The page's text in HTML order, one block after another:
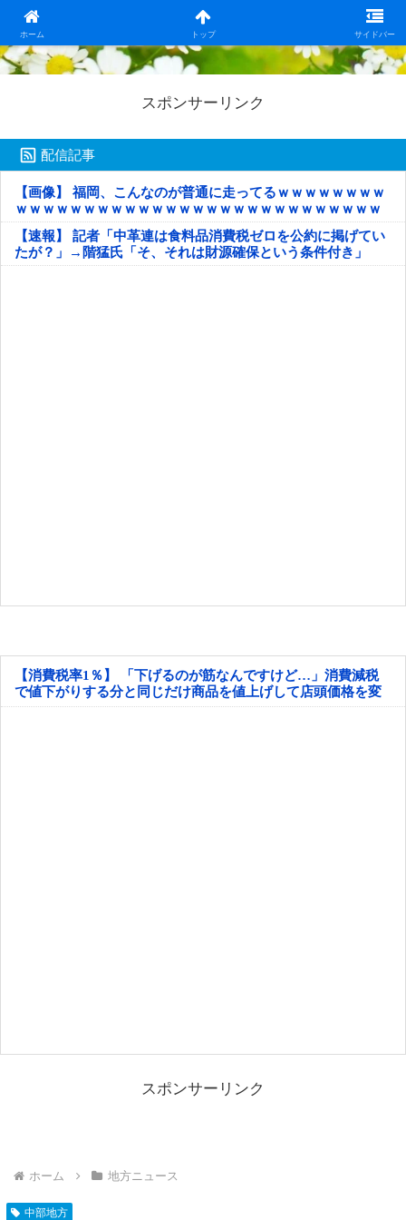
ホーム トップ サイドバー
日本第一！ニュース録
スポンサーリンク
配信記事
【画像】 福岡、こんなのが普通に走ってるｗｗｗｗｗｗｗｗ
ｗｗｗｗｗｗｗｗｗｗｗｗｗｗｗｗｗｗｗｗｗｗｗｗｗｗｗ
ｗｗｗｗｗ
【速報】 記者「中革連は食料品消費税ゼロを公約に掲げてい
たが？」→階猛氏「そ、それは財源確保という条件付き」
【消費税率1％】 「下げるのが筋なんですけど…」消費減税
で値下がりする分と同じだけ商品を値上げして店頭価格を変
えない店も
スポンサーリンク
ホーム 地方ニュース
中部地方